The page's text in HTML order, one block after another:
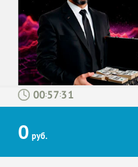
: :
0 руб.